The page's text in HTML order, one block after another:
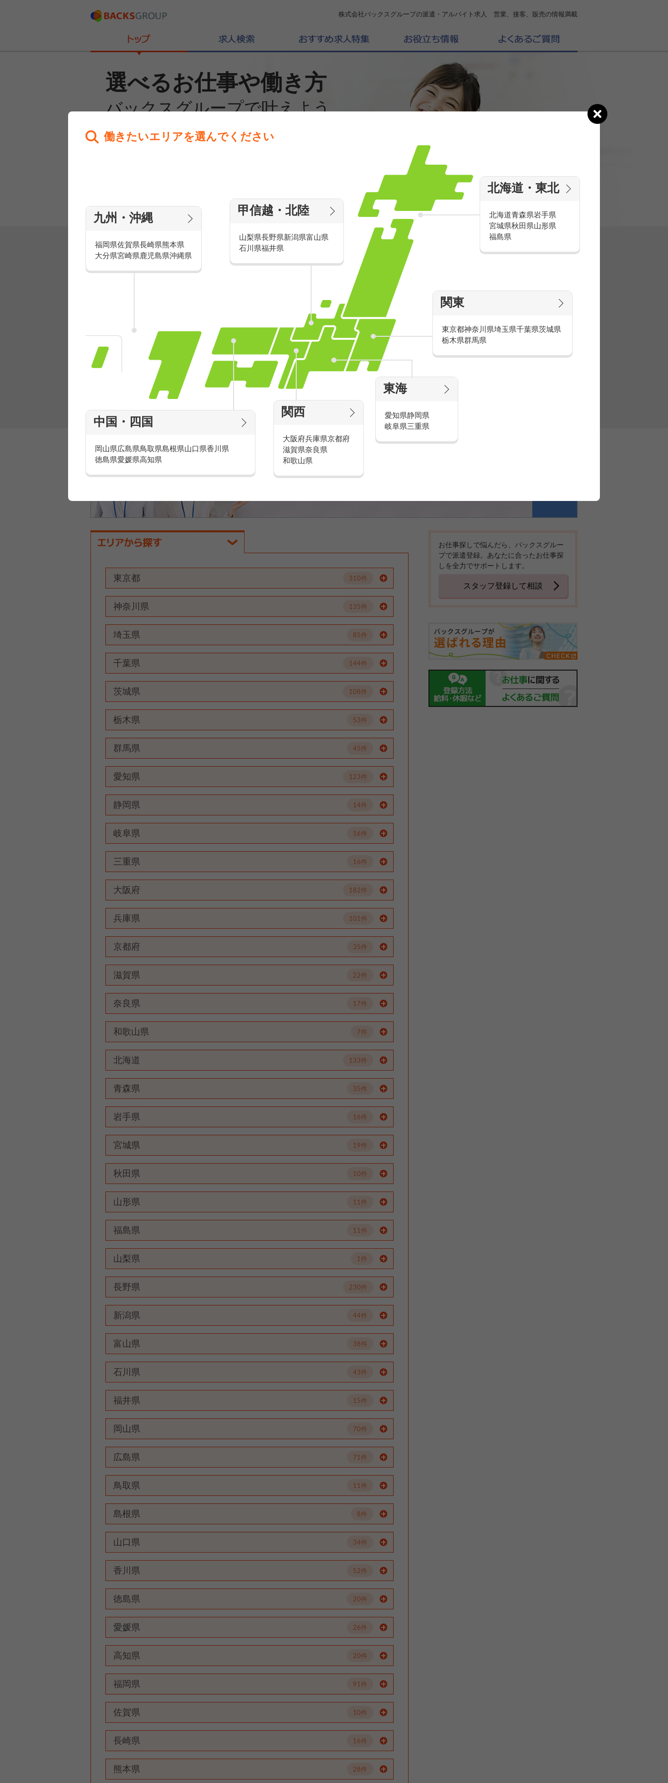
株式会社バックスグループの派遣・アルバイト求人 営業、接客、販売の情報満載
選べるお仕事や働き方
バックスグループで叶えよう
働きたいエリアを選んでください
エリアの
働きたいエリアを選んでください
北海道・東北
北海道青森県岩手県
宮城県秋田県山形県
福島県
関東
東京都神奈川県埼玉県千葉県茨城県
栃木県群馬県
東海
愛知県静岡県
岐阜県三重県
関西
大阪府兵庫県京都府
滋賀県奈良県
和歌山県
中国・四国
岡山県広島県鳥取県島根県山口県香川県
徳島県愛媛県高知県
九州・沖縄
福岡県佐賀県長崎県熊本県
大分県宮崎県鹿児島県沖縄県
甲信越・北陸
山梨県長野県新潟県富山県
石川県福井県
派遣・アルバイトのおすすめ求人特集
有名ブランドで楽しく働こう
人気を誇るブランドで 販売&店舗運営スタッ
フ積極採用中！
家電量販店の派遣・バイト求人
家電量販店で働くメリットをご紹介！
官庁・官公庁のお仕事とは
東京都 310件
神奈川県 135件
埼玉県 85件
千葉県 144件
茨城県 108件
栃木県 53件
群馬県 45件
愛知県 123件
静岡県 14件
岐阜県 16件
三重県 16件
大阪府 182件
兵庫県 101件
京都府 35件
滋賀県 22件
奈良県 17件
和歌山県 7件
北海道 133件
青森県 35件
岩手県 16件
宮城県 19件
秋田県 10件
山形県 11件
福島県 11件
山梨県 1件
長野県 230件
新潟県 44件
富山県 38件
石川県 43件
福井県 15件
岡山県 70件
広島県 71件
鳥取県 11件
島根県 8件
山口県 34件
香川県 52件
徳島県 20件
愛媛県 26件
高知県 20件
福岡県 91件
佐賀県 10件
長崎県 16件
熊本県 28件
お仕事探しで悩んだら、バックスグルー
プで派遣登録。あなたに合ったお仕事探
しを全力でサポートします。
スタッフ登録して相談